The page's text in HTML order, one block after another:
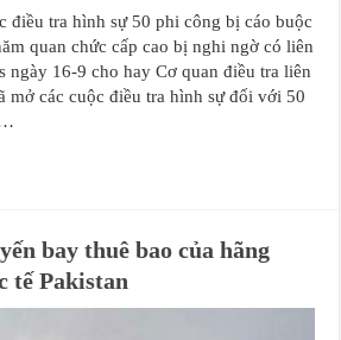
điều tra hình sự 50 phi công bị cáo buộc
quan chức cấp cao bị nghi ngờ có liên
ngày 16-9 cho hay Cơ quan điều tra liên
mở các cuộc điều tra hình sự đối với 50
…
bay thuê bao của hãng
tế Pakistan